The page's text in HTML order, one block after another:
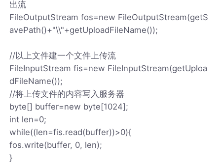
出流
FileOutputStream fos=new FileOutputStream(getS
avePath()+"\\"+getUploadFileName());
//以上文件建一个文件上传流
FileInputStream fis=new FileInputStream(getUploa
dFileName());
//将上传文件的内容写入服务器
byte[] buffer=new byte[1024];
int len=0;
while((len=fis.read(buffer))>0){
fos.write(buffer, 0, len);
}